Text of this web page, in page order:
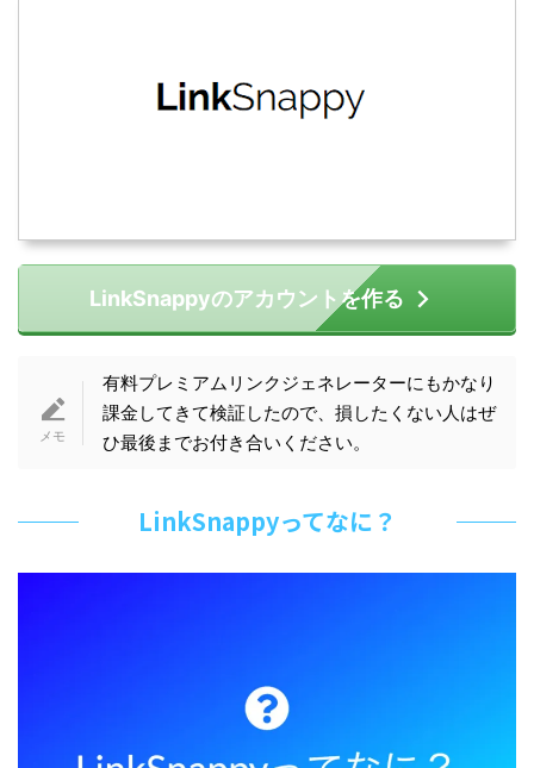
LinkSnappyのアカウントを作る
有料プレミアムリンクジェネレーターにもかなり
課金してきて検証したので、損したくない人はぜ
ひ最後までお付き合いください。
LinkSnappyってなに？